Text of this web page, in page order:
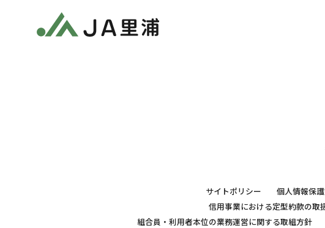
サイトポリシー 個人情報保
信用事業における定型約款の取
組合員・利用者本位の業務運営に関する取組方針